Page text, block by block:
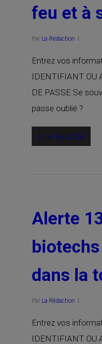
feu et à
Par La Rédaction
Entrez vos
IDENTIFIANT OU
DE PASSE Se
passe oublié ?
Lire la suite
Alerte
dans la
Par La Rédaction
Entrez vos
IDENTIFIANT OU